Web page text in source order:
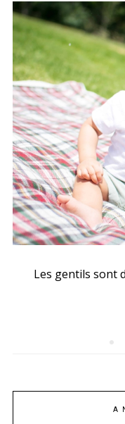
Les gentils sont
A